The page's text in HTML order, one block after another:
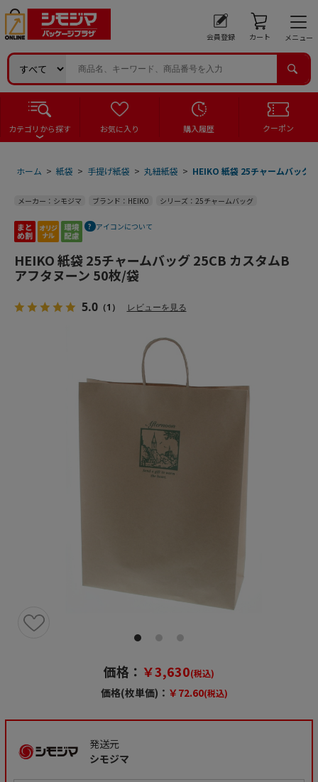
会員登録 カート メニュー
カテゴリから探す お気に入り 購入履歴 クーポン
ホーム > 紙袋 > 手提げ紙袋 > 丸紐紙袋 > HEIKO 紙袋 25チャームバッグ
メーカー：シモジマ ブランド：HEIKO シリーズ：25チャームバッグ
アイコンについて
HEIKO 紙袋 25チャームバッグ 25CB カスタムB
アフタヌーン 50枚/袋
5.0（1） レビューを見る
価格： ￥3,630(税込)
価格(枚単価)： ￥72.60(税込)
発送元
シモジマ